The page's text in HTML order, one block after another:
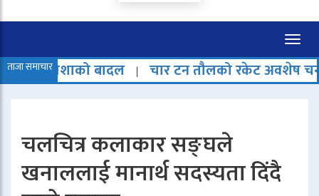
ताजा समाचार
बादल | चार टन तौलको रकेट अवशेष चन्द्रमामा
चलचित्र कलाकार सङ्घले
खनाललाई मानार्थ सदस्यता दिंदै